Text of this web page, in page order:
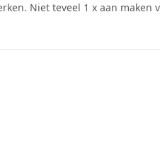
Niet teveel 1 x aan